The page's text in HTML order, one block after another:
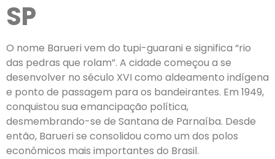
SP
O nome Barueri vem do tupi-guarani e significa “rio
das pedras que rolam”. A cidade começou a se
desenvolver no século XVI como aldeamento indígena
e ponto de passagem para os bandeirantes. Em 1949,
conquistou sua emancipação política,
desmembrando-se de Santana de Parnaíba. Desde
então, Barueri se consolidou como um dos polos
econômicos mais importantes do Brasil.